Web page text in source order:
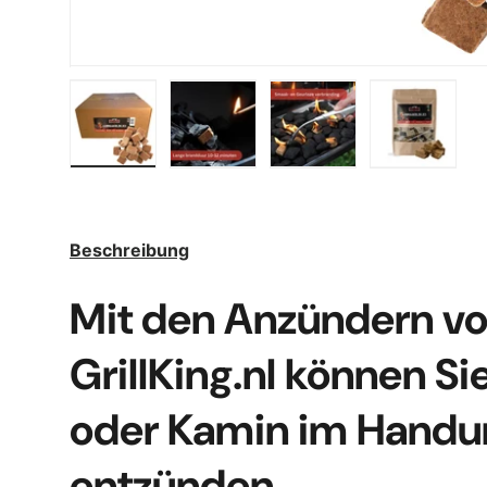
Beschreibung
Mit den Anzündern
GrillKing.nl können
oder Kamin im